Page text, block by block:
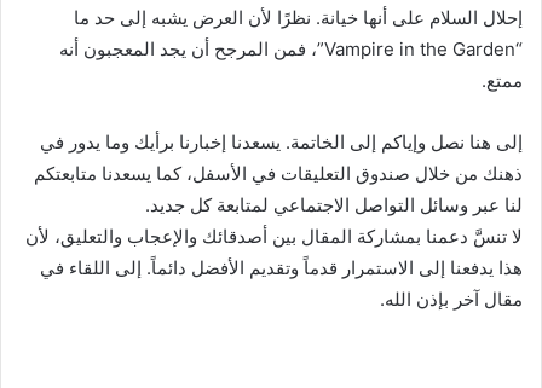
إحلال السلام على أنها خيانة. نظرًا لأن العرض يشبه إلى حد ما
“Vampire in the Garden”، فمن المرجح أن يجد المعجبون أنه
ممتع.
إلى هنا نصل وإياكم إلى الخاتمة. يسعدنا إخبارنا برأيك وما يدور في
ذهنك من خلال صندوق التعليقات في الأسفل، كما يسعدنا متابعتكم
لنا عبر وسائل التواصل الاجتماعي لمتابعة كل جديد.
لا تنسَّ دعمنا بمشاركة المقال بين أصدقائك والإعجاب والتعليق، لأن
هذا يدفعنا إلى الاستمرار قدماً وتقديم الأفضل دائماً. إلى اللقاء في
مقال آخر بإذن الله.